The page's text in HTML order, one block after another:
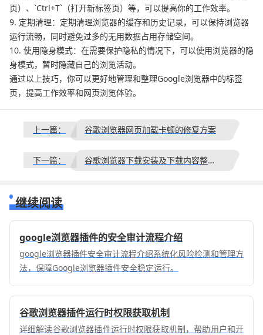
页）、`Ctrl+T`（打开新标签页）等，可以提高你的工作效率。
9. 定期清理：定期清理浏览器的缓存和历史记录，可以保持浏览器
运行流畅，同时避免过多的无用数据占用存储空间。
10. 使用隐身模式：在需要保护隐私的情况下，可以使用浏览器的隐
身模式，暂时隐藏自己的浏览活动。
通过以上技巧，你可以更好地管理和整理Google浏览器中的标签
页，提高工作效率和网页浏览体验。
上一篇： 谷歌浏览器网页加载卡顿的修复方案
下一篇： 谷歌浏览器下载安装及下载内容整理操作教程
继续阅读
google浏览器插件的安全审计流程介绍
google浏览器插件安全审计流程介绍系统化风险检测和管理方
法，保障Google浏览器插件安全稳定运行。
谷歌浏览器插件运行时权限获取机制
详细解读谷歌浏览器插件运行时权限获取机制，帮助用户和开